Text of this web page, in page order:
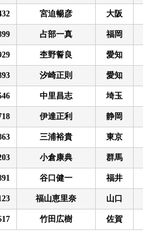
宮迫暢彦 大阪
占部一真 福岡
杢野誓良 愛知
汐崎正則 愛知
中里昌志 埼玉
伊達正利 静岡
三浦裕貴 東京
小倉康典 群馬
谷口健一 福井
福山恵里奈 山口
竹田広樹 佐賀